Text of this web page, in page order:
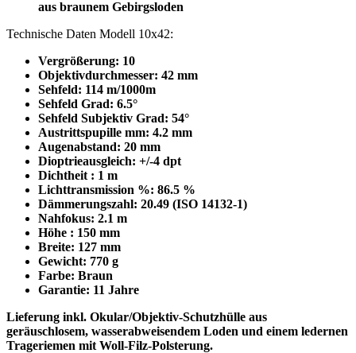
aus braunem Gebirgsloden
Technische Daten Modell 10x42:
Vergrößerung: 10
Objektivdurchmesser: 42 mm
Sehfeld: 114 m/1000m
Sehfeld Grad: 6.5°
Sehfeld Subjektiv Grad: 54°
Austrittspupille mm: 4.2 mm
Augenabstand: 20 mm
Dioptrieausgleich: +/-4 dpt
Dichtheit : 1 m
Lichttransmission %: 86.5 %
Dämmerungszahl: 20.49 (ISO 14132-1)
Nahfokus: 2.1 m
Höhe : 150 mm
Breite: 127 mm
Gewicht: 770 g
Farbe: Braun
Garantie: 11 Jahre
Lieferung inkl. Okular/Objektiv-Schutzhülle aus
geräuschlosem, wasserabweisendem Loden und einem ledernen
Trageriemen mit Woll-Filz-Polsterung.